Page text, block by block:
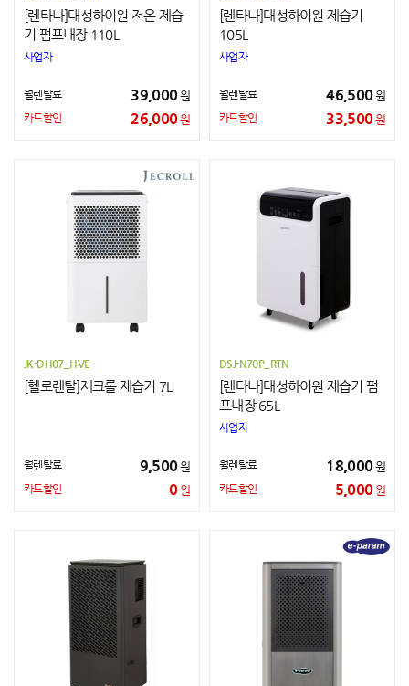
[렌타나]대성하이원 저온 제습
기 펌프내장 110L
사업자
월렌탈료 39,000원
카드할인 26,000원
[렌타나]대성하이원 제습기
105L
사업자
월렌탈료 46,500원
카드할인 33,500원
JK-DH07_HVE
[헬로렌탈]제크롤 제습기 7L
월렌탈료 9,500원
카드할인 0원
DSJ-N70P_RTN
[렌타나]대성하이원 제습기 펌
프내장 65L
사업자
월렌탈료 18,000원
카드할인 5,000원